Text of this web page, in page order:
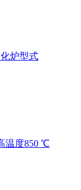
炉型式
温度850 ℃